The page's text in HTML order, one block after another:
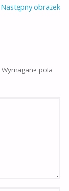
Następny obrazek
Wymagane pola